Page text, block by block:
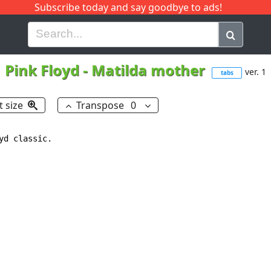
Subscribe today and say goodbye to ads!
H I J Q
Pink Floyd- Matilda mother tabs ver. 1
size Transpose 0
classic.